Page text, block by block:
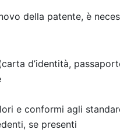
della patente, è
d’identità,
e conformi agli
se presenti